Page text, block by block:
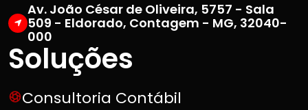
Av. João César de Oliveira, 5757 - Sala
509 - Eldorado, Contagem - MG, 32040-
000
Soluções
Consultoria Contábil